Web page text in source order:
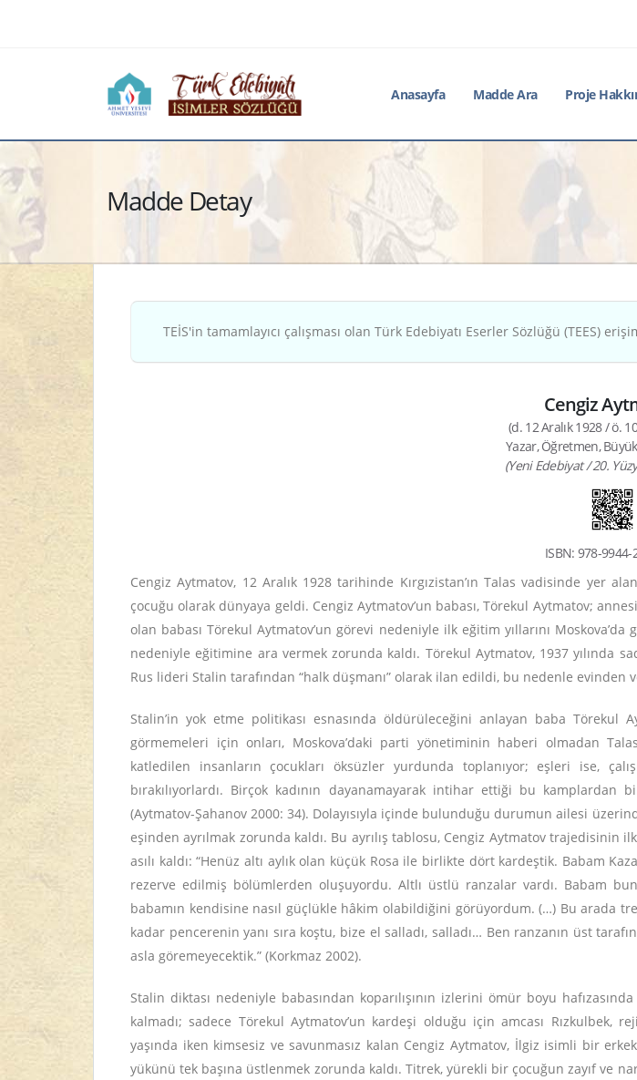
Anasayfa Madde Ara Proje
Madde Detay
TEİS'in tamamlayıcı çalışması olan Türk Edebiyatı Eserler Sözlüğü (TEES)
Cengiz
(d. 12 Aralık 1928 / ö.
Yazar, Öğretmen,
(Yeni Edebiyat / 20.
ISBN: 978-9944-
Cengiz Aytmatov, 12 Aralık 1928 tarihinde Kırgızistan’ın Talas vadisinde yer
çocuğu olarak dünyaya geldi. Cengiz Aytmatov’un babası, Törekul Aytmatov;
olan babası Törekul Aytmatov’un görevi nedeniyle ilk eğitim yıllarını
nedeniyle eğitimine ara vermek zorunda kaldı. Törekul Aytmatov, 1937 yılında
Rus lideri Stalin tarafından “halk düşmanı” olarak ilan edildi, bu nedenle evinden
Stalin’in yok etme politikası esnasında öldürüleceğini anlayan baba Törekul
görmemeleri için onları, Moskova’daki parti yönetiminin haberi olmadan
katledilen insanların çocukları öksüzler yurdunda toplanıyor; eşleri ise,
bırakılıyorlardı. Birçok kadının dayanamayarak intihar ettiği bu kamplardan
(Aytmatov-Şahanov 2000: 34). Dolayısıyla içinde bulunduğu durumun ailesi
eşinden ayrılmak zorunda kaldı. Bu ayrılış tablosu, Cengiz Aytmatov trajedisinin
asılı kaldı: “Henüz altı aylık olan küçük Rosa ile birlikte dört kardeştik. Babam
rezerve edilmiş bölümlerden oluşuyordu. Altlı üstlü ranzalar vardı. Babam
babamın kendisine nasıl güçlükle hâkim olabildiğini görüyordum. (…) Bu arada
kadar pencerenin yanı sıra koştu, bize el salladı, salladı… Ben ranzanın üst
asla göremeyecektik.” (Korkmaz 2002).
Stalin diktası nedeniyle babasından koparılışının izlerini ömür boyu
kalmadı; sadece Törekul Aytmatov’un kardeşi olduğu için amcası Rızkulbek,
yaşında iken kimsesiz ve savunmasız kalan Cengiz Aytmatov, İlgiz isimli bir
yükünü tek başına üstlenmek zorunda kaldı. Titrek, yürekli bir çocuğun zayıf ve